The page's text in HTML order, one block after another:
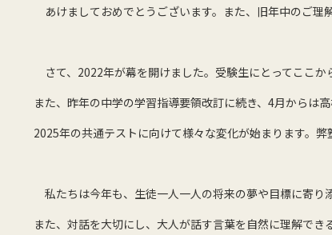
あけましておめでとうございます。また、旧年中のご理
さて、2022年が幕を開けました。受験生にとってここか
また、昨年の中学の学習指導要領改訂に続き、4月からは
2025年の共通テストに向けて様々な変化が始まります。弊
私たちは今年も、生徒一人一人の将来の夢や目標に寄り
また、対話を大切にし、大人が話す言葉を自然に理解でき